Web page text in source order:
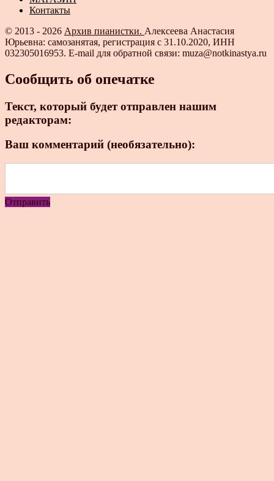
Контакты
© 2013 - 2026 Архив пианистки. Алексеева Анастасия
Юрьевна: самозанятая, регистрация с 31.10.2020, ИНН
032305016953. E-mail для обратной связи: muza@notkinastya.ru
Сообщить об опечатке
Текст, который будет отправлен нашим
редакторам:
Ваш комментарий (необязательно):
Отправить